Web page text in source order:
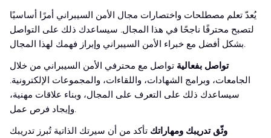
يُعدّ تعلم مصطلحات واختصارات مجال الأمن السيبراني أمرًا أساسيًا
لتصبح محترفًا ناجحًا في هذا المجال. سيساعدك ذلك على التواصل
بشكل أفضل مع خبراء الأمن السيبراني وإبراز فهمك لهذا المجال.
تواصل بفعالية تواصل مع محترفي الأمن السيبراني من خلال
الجامعات، وبرامج الشهادات، واللقاءات، والمجموعات الإلكترونية.
سيساعدك ذلك على التعرف على المجال، وبناء علاقات مهنية،
وإيجاد فرص عمل.
وثّق تدريبك ومهاراتك تأكد من أن سيرتك الذاتية تُبرز تدريبك